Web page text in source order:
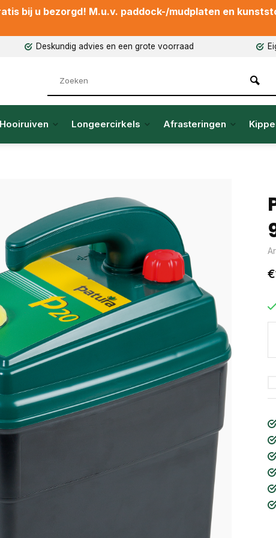
bij u bezorgd! M.u.v. paddock-/mudplaten en
Deskundig advies en een grote voorraad
Hooiruiven Longeercirkels Afrasteringen